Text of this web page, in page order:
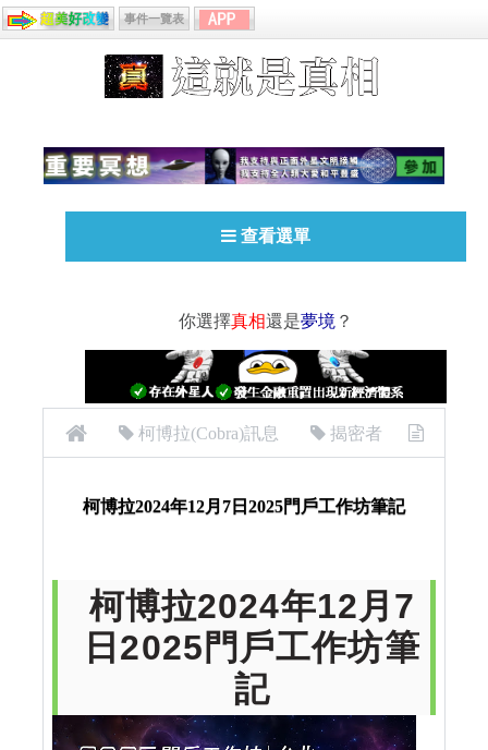
事件一覽表
查看選單
你選擇真相還是夢境 ？
柯博拉(Cobra)訊息 揭密者
柯博拉2024年12月7日2025門戶工作坊筆記
柯博拉2024年12月7
日2025門戶工作坊筆
記